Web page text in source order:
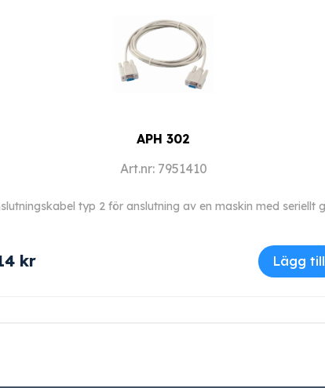
APH 302
Art.nr: 7951410
kr Lägg till